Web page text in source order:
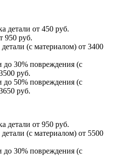
детали от 450 руб.
950 руб.
(с материалом) от 3400
до 30% повреждения (с
руб.
до 50% повреждения (с
руб.
детали от 950 руб.
(с материалом) от 5500
до 30% повреждения (с